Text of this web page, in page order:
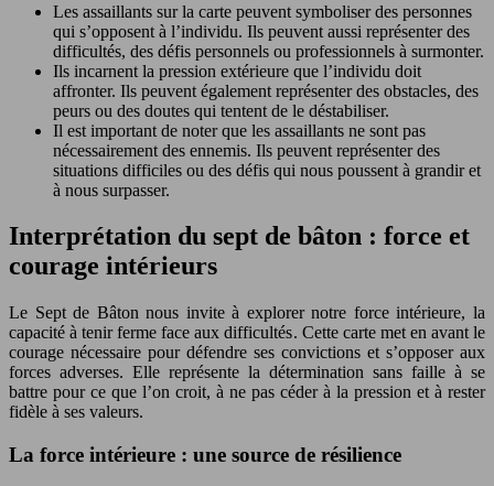
Les assaillants sur la carte peuvent symboliser des personnes
qui s’opposent à l’individu. Ils peuvent aussi représenter des
difficultés, des défis personnels ou professionnels à surmonter.
Ils incarnent la pression extérieure que l’individu doit
affronter. Ils peuvent également représenter des obstacles, des
peurs ou des doutes qui tentent de le déstabiliser.
Il est important de noter que les assaillants ne sont pas
nécessairement des ennemis. Ils peuvent représenter des
situations difficiles ou des défis qui nous poussent à grandir et
à nous surpasser.
Interprétation du sept de bâton : force et
courage intérieurs
Le Sept de Bâton nous invite à explorer notre force intérieure, la
capacité à tenir ferme face aux difficultés. Cette carte met en avant le
courage nécessaire pour défendre ses convictions et s’opposer aux
forces adverses. Elle représente la détermination sans faille à se
battre pour ce que l’on croit, à ne pas céder à la pression et à rester
fidèle à ses valeurs.
La force intérieure : une source de résilience